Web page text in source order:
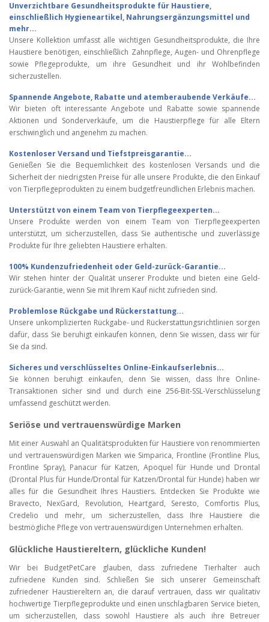
Unverzichtbare Gesundheitsprodukte für Haustiere,
einschließlich Hygieneartikel, Nahrungsergänzungsmittel und
mehr...
Unsere Kollektion umfasst alle wichtigen Gesundheitsprodukte, die Ihre
Haustiere benötigen, einschließlich Zahnpflege, Augen- und Ohrenpflege
sowie Pflegeprodukte, um ihre Gesundheit und ihr Wohlbefinden
sicherzustellen.
Spannende Angebote, Rabatte und atemberaubende Verkäufe...
Wir bieten oft interessante Angebote und Rabatte sowie spannende
Aktionen und Sonderverkäufe, um die Haustierpflege für alle Eltern
erschwinglich und angenehm zu machen.
Kostenloser Versand und Tiefstpreisgarantie...
Genießen Sie die Bequemlichkeit des kostenlosen Versands und die
Sicherheit der niedrigsten Preise für alle unsere Produkte, die den Einkauf
von Tierpflegeprodukten zu einem budgetfreundlichen Erlebnis machen.
Unterstützt von einem Team von Tierpflegeexperten...
Unsere Produkte werden von einem Team von Tierpflegeexperten
unterstützt, um sicherzustellen, dass Sie authentische und zuverlässige
Produkte für Ihre geliebten Haustiere erhalten.
100% Kundenzufriedenheit oder Geld-zurück-Garantie...
Wir stehen hinter der Qualität unserer Produkte und bieten eine Geld-
zurück-Garantie, wenn Sie mit Ihrem Kauf nicht zufrieden sind.
Problemlose Rückgabe und Rückerstattung...
Unsere unkomplizierten Rückgabe- und Rückerstattungsrichtlinien sorgen
dafür, dass Sie beruhigt einkaufen können, denn Sie wissen, dass wir für
Sie da sind.
Sicheres und verschlüsseltes Online-Einkaufserlebnis...
Sie können beruhigt einkaufen, denn Sie wissen, dass Ihre Online-
Transaktionen sicher sind und durch eine 256-Bit-SSL-Verschlüsselung
umfassend geschützt werden.
Seriöse und vertrauenswürdige Marken
Mit einer Auswahl an Qualitätsprodukten für Haustiere von renommierten
und vertrauenswürdigen Marken wie Simparica, Frontline (Frontline Plus,
Frontline Spray), Panacur für Katzen, Apoquel für Hunde und Drontal
(Drontal Plus für Hunde/Drontal für Katzen/Drontal für Hunde) haben wir
alles für die Gesundheit Ihres Haustiers. Entdecken Sie Produkte wie
Bravecto, NexGard, Revolution, Heartgard, Seresto, Comfortis Plus,
Credelio und mehr, um sicherzustellen, dass Ihre Haustiere die
bestmögliche Pflege von vertrauenswürdigen Unternehmen erhalten.
Glückliche Haustiereltern, glückliche Kunden!
Wir bei BudgetPetCare glauben, dass zufriedene Tierhalter auch
zufriedene Kunden sind. Schließen Sie sich unserer Gemeinschaft
zufriedener Haustiereltern an, die darauf vertrauen, dass wir qualitativ
hochwertige Tierpflegeprodukte und einen unschlagbaren Service bieten,
um sicherzustellen, dass sowohl Haustiere als auch ihre Betreuer